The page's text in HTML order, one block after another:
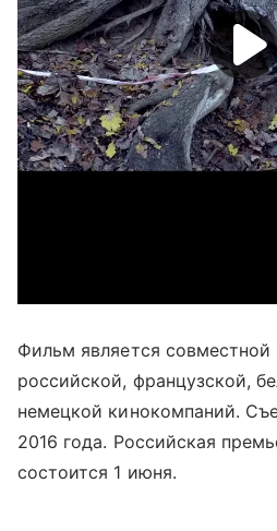
Фильм является совместной
российской, французской,
немецкой кинокомпаний.
2016 года. Российская
состоится 1 июня.